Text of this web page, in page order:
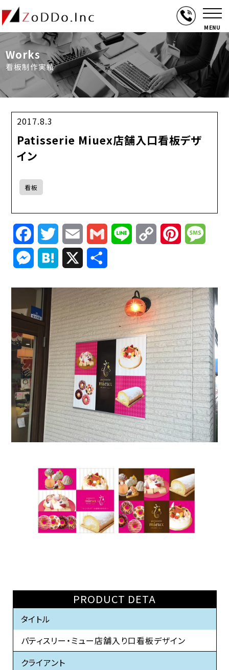
MENU
Works
看板制作実績
2017.8.3
Patisserie Miuex店舗入口看板デザ
イン
看板
FacebookTwitterEmail Gmail Line
Copy
Link
Pinterest
Messenger
Hatena
PRODUCT DETA
タイトル
パティスリー・ミュー店舗入り口看板デザイン
クライアント